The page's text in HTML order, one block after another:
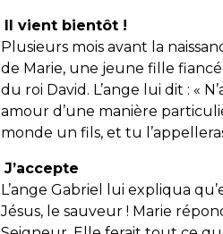
Il vient bientôt !
Plusieurs mois avant la
de Marie, une jeune fille
du roi David. L’ange lui dit : «
amour d’une manière
monde un fils, et tu l’appelleras
J’accepte
L’ange Gabriel lui expliqua
Jésus, le sauveur ! Marie